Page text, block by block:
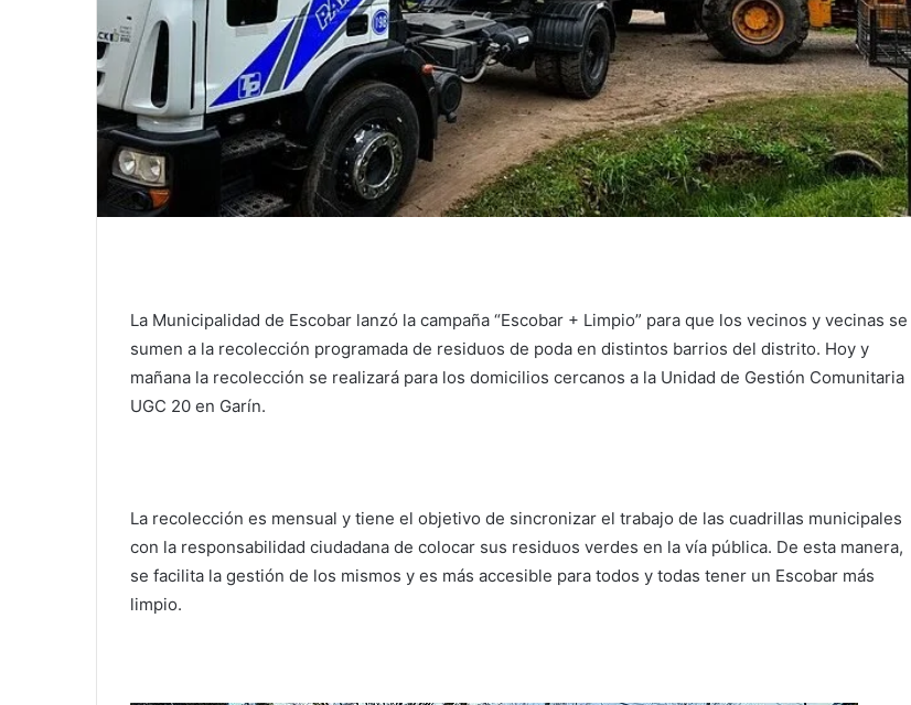
La Municipalidad de Escobar lanzó la campaña “Escobar + Limpio” para que los vecinos y vecinas se
sumen a la recolección programada de residuos de poda en distintos barrios del distrito. Hoy y
mañana la recolección se realizará para los domicilios cercanos a la Unidad de Gestión Comunitaria
UGC 20 en Garín.
La recolección es mensual y tiene el objetivo de sincronizar el trabajo de las cuadrillas municipales
con la responsabilidad ciudadana de colocar sus residuos verdes en la vía pública. De esta manera,
se facilita la gestión de los mismos y es más accesible para todos y todas tener un Escobar más
limpio.